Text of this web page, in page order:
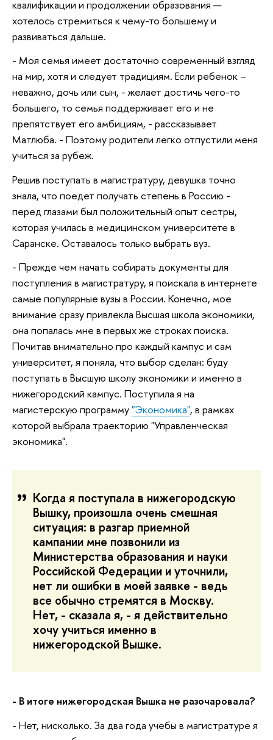
квалификации и продолжении образования —
хотелось стремиться к чему-то большему и
развиваться дальше.
- Моя семья имеет достаточно современный взгляд
на мир, хотя и следует традициям. Если ребенок –
неважно, дочь или сын, - желает достичь чего-то
большего, то семья поддерживает его и не
препятствует его амбициям, - рассказывает
Матлюба. - Поэтому родители легко отпустили меня
учиться за рубеж.
Решив поступать в магистратуру, девушка точно
знала, что поедет получать степень в Россию -
перед глазами был положительный опыт сестры,
которая училась в медицинском университете в
Саранске. Оставалось только выбрать вуз.
- Прежде чем начать собирать документы для
поступления в магистратуру, я поискала в интернете
самые популярные вузы в России. Конечно, мое
внимание сразу привлекла Высшая школа экономики,
она попалась мне в первых же строках поиска.
Почитав внимательно про каждый кампус и сам
университет, я поняла, что выбор сделан: буду
поступать в Высшую школу экономики и именно в
нижегородский кампус. Поступила я на
магистерскую программу"Экономика", в рамках
которой выбрала траекторию "Управленческая
экономика".
Когда я поступала в нижегородскую
Вышку, произошла очень смешная
ситуация: в разгар приемной
кампании мне позвонили из
Министерства образования и науки
Российской Федерации и уточнили,
нет ли ошибки в моей заявке - ведь
все обычно стремятся в Москву.
Нет, - сказала я, - я действительно
хочу учиться именно в
нижегородской Вышке.
- В итоге нижегородская Вышка не разочаровала?
- Нет, нисколько. За два года учебы в магистратуре я